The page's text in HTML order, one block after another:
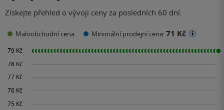
Získejte přehled o vývoji ceny za posledních 60 dní.
Maloobchodní cena Minimální prodejní cena:71 Kč